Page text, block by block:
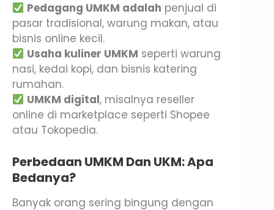
Pedagang UMKM adalah penjual di
pasar tradisional, warung makan, atau
bisnis online kecil.
Usaha kuliner UMKM seperti warung
nasi, kedai kopi, dan bisnis katering
rumahan.
UMKM digital, misalnya reseller
online di marketplace seperti Shopee
atau Tokopedia.
Perbedaan UMKM Dan UKM: Apa
Bedanya?
Banyak orang sering bingung dengan